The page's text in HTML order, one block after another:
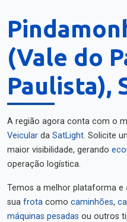
(Vale do
Paulista),
A região agora conta com o
Veicular da SatLight. Solicite
maior visibilidade, gerando
operação logística.
Temos a melhor plataforma
sua frota como caminhões,
máquinas pesadas ou outros